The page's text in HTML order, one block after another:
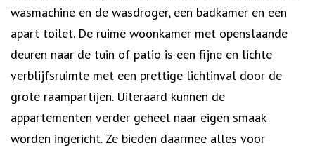
wasmachine en de wasdroger, een badkamer en een
apart toilet. De ruime woonkamer met openslaande
deuren naar de tuin of patio is een fijne en lichte
verblijfsruimte met een prettige lichtinval door de
grote raampartijen. Uiteraard kunnen de
appartementen verder geheel naar eigen smaak
worden ingericht. Ze bieden daarmee alles voor